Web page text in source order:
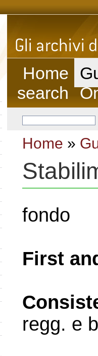
Home
search
Home »
fondo
First
regg. e